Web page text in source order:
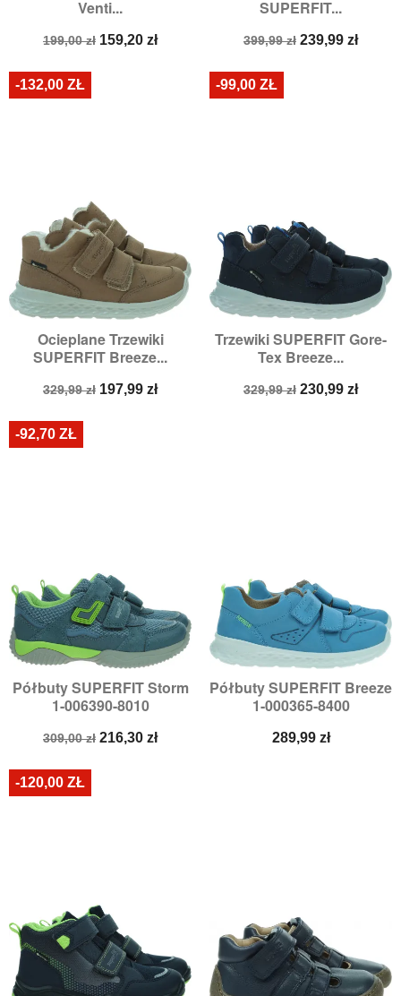
Venti...
Cena
199,00 zł Cena
159,20 zł
SUPERFIT...
Cena
399,99 zł Cena
239,99 zł
Ocieplane Trzewiki
SUPERFIT Breeze...
Cena
329,99 zł Cena
197,99 zł
-132,00 ZŁ
Trzewiki SUPERFIT Gore-
Tex Breeze...
Cena
329,99 zł Cena
230,99 zł
-99,00 ZŁ
Półbuty SUPERFIT Storm
1-006390-8010
Cena
309,00 zł Cena
216,30 zł
-92,70 ZŁ
Półbuty SUPERFIT Breeze
1-000365-8400
Cena
289,99 zł
-120,00 ZŁ